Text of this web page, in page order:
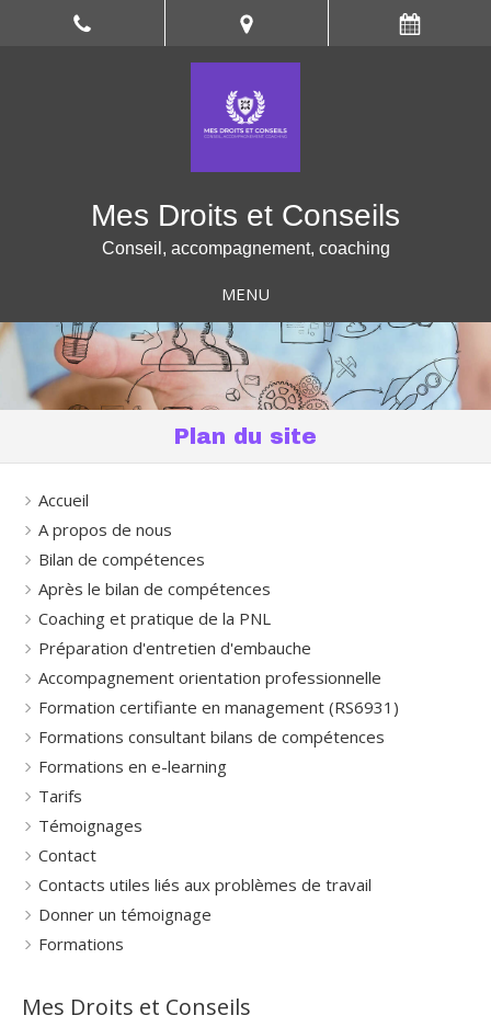
Mes Droits et Conseils
Conseil, accompagnement, coaching
MENU
Plan du site
Accueil
A propos de nous
Bilan de compétences
Après le bilan de compétences
Coaching et pratique de la PNL
Préparation d'entretien d'embauche
Accompagnement orientation professionnelle
Formation certifiante en management (RS6931)
Formations consultant bilans de compétences
Formations en e-learning
Tarifs
Témoignages
Contact
Contacts utiles liés aux problèmes de travail
Donner un témoignage
Formations
Mes Droits et Conseils